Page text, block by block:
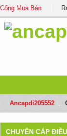
Cổng Mua Bán
Ancapdi205552
CHUYÊN CÁP